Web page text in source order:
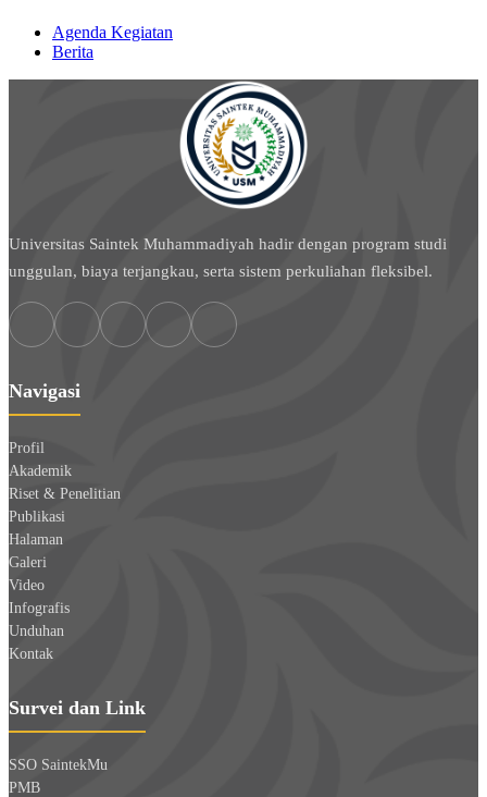
Agenda Kegiatan
Berita
Universitas Saintek Muhammadiyah hadir dengan program studi
unggulan, biaya terjangkau, serta sistem perkuliahan fleksibel.
Navigasi
Profil
Akademik
Riset & Penelitian
Publikasi
Halaman
Galeri
Video
Infografis
Unduhan
Kontak
Survei dan Link
SSO SaintekMu
PMB